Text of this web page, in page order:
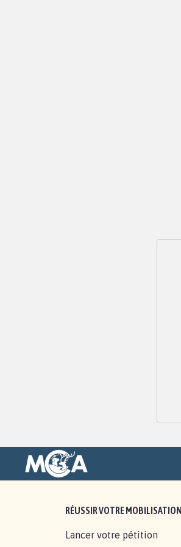
RÉUSSIR VOTRE MOBILISATION
Lancer votre pétition